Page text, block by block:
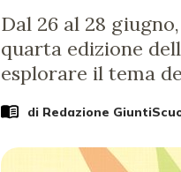
Dal 26 al 28
quarta edizione
esplorare il tema
di Redazione